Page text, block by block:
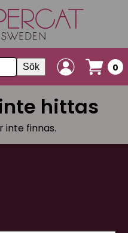
Sök 0
hittas
inte finnas.